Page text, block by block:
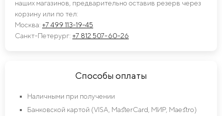
наших магазинов, предварительно оставив резерв через
корзину или по тел:
Москва: +7 499 113-19-45
Санкт-Петерург: +7 812 507-60-26
Способы оплаты
Наличными при получении
Банковской картой (VISA, MasterCard, МИР, Maestro)